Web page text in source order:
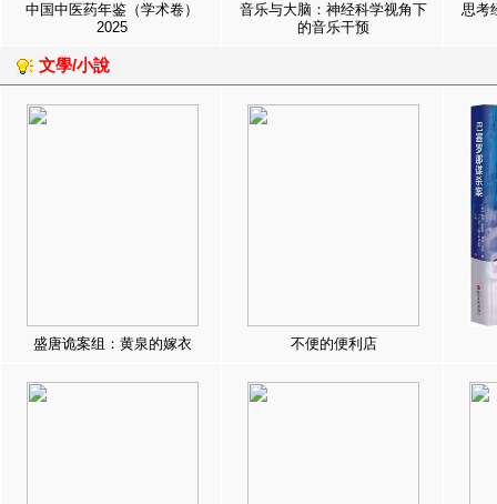
中国中医药年鉴（学术卷）
2025
音乐与大脑：神经科学视角下
的音乐干预
思考
文學/小說
盛唐诡案组：黄泉的嫁衣 不便的便利店